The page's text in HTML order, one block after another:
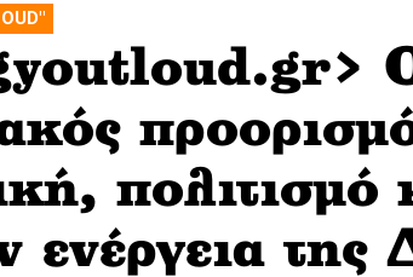
πολιτισμό
ενέργεια